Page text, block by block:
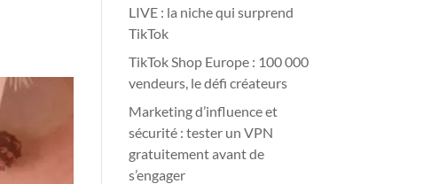
LIVE : la niche qui surprend
TikTok
TikTok Shop Europe : 100 000
vendeurs, le défi créateurs
Marketing d’influence et
sécurité : tester un VPN
gratuitement avant de
s’engager